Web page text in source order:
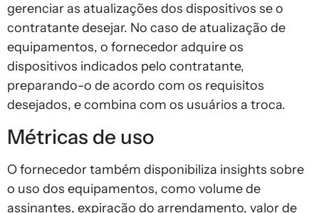
gerenciar as atualizações dos dispositivos se o
contratante desejar. No caso de atualização de
equipamentos, o fornecedor adquire os
dispositivos indicados pelo contratante,
preparando-o de acordo com os requisitos
desejados, e combina com os usuários a troca.
Métricas de uso
O fornecedor também disponibiliza insights sobre
o uso dos equipamentos, como volume de
assinantes, expiração do arrendamento, valor de